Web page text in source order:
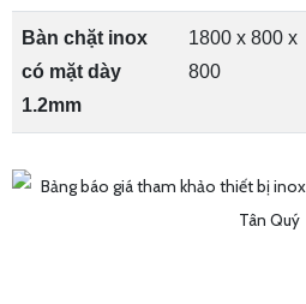
Bàn chặt inox
có mặt dày
1.2mm
1800 x 800 x
800